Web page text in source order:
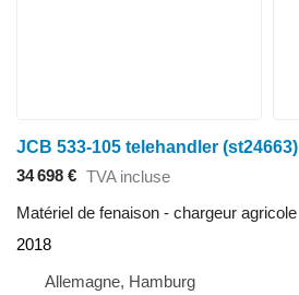
JCB 533-105 telehandler (st24663)
34 698 € TVA incluse
Matériel de fenaison - chargeur agricole
2018
Allemagne, Hamburg